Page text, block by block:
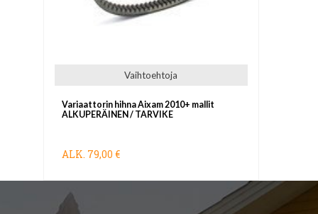
Vaihtoehtoja
Variaattorin hihna Aixam 2010+ mallit
ALKUPERÄINEN / TARVIKE
ALK. 79,00 €